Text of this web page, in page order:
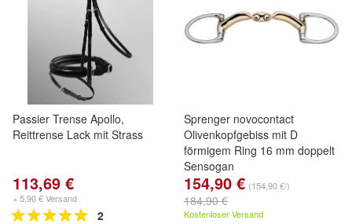
Passier Trense Apollo,
Reittrense Lack mit Strass
113,69 €
+ 5,90 € Versand
2
Sprenger novocontact
Olivenkopfgebiss mit D
förmigem Ring 16 mm doppelt
Sensogan
154,90 € (154,90 €/)
184,90 €
Kostenloser Versand